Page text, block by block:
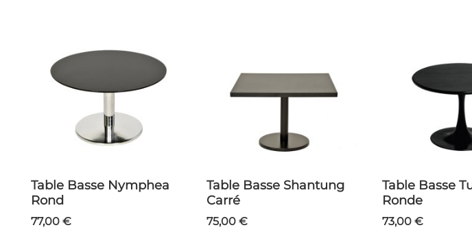
Table Basse Nymphea
Rond
77,00 €
Table Basse Shantung
Carré
75,00 €
Table Basse Tulipe
Ronde
73,00 €